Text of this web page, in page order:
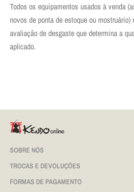
Todos os equipamentos usados à venda
novos de ponta de estoque ou mostruário)
avaliação de desgaste que determina a
aplicado.
SOBRE NÓS
TROCAS E DEVOLUÇÕES
FORMAS DE PAGAMENTO